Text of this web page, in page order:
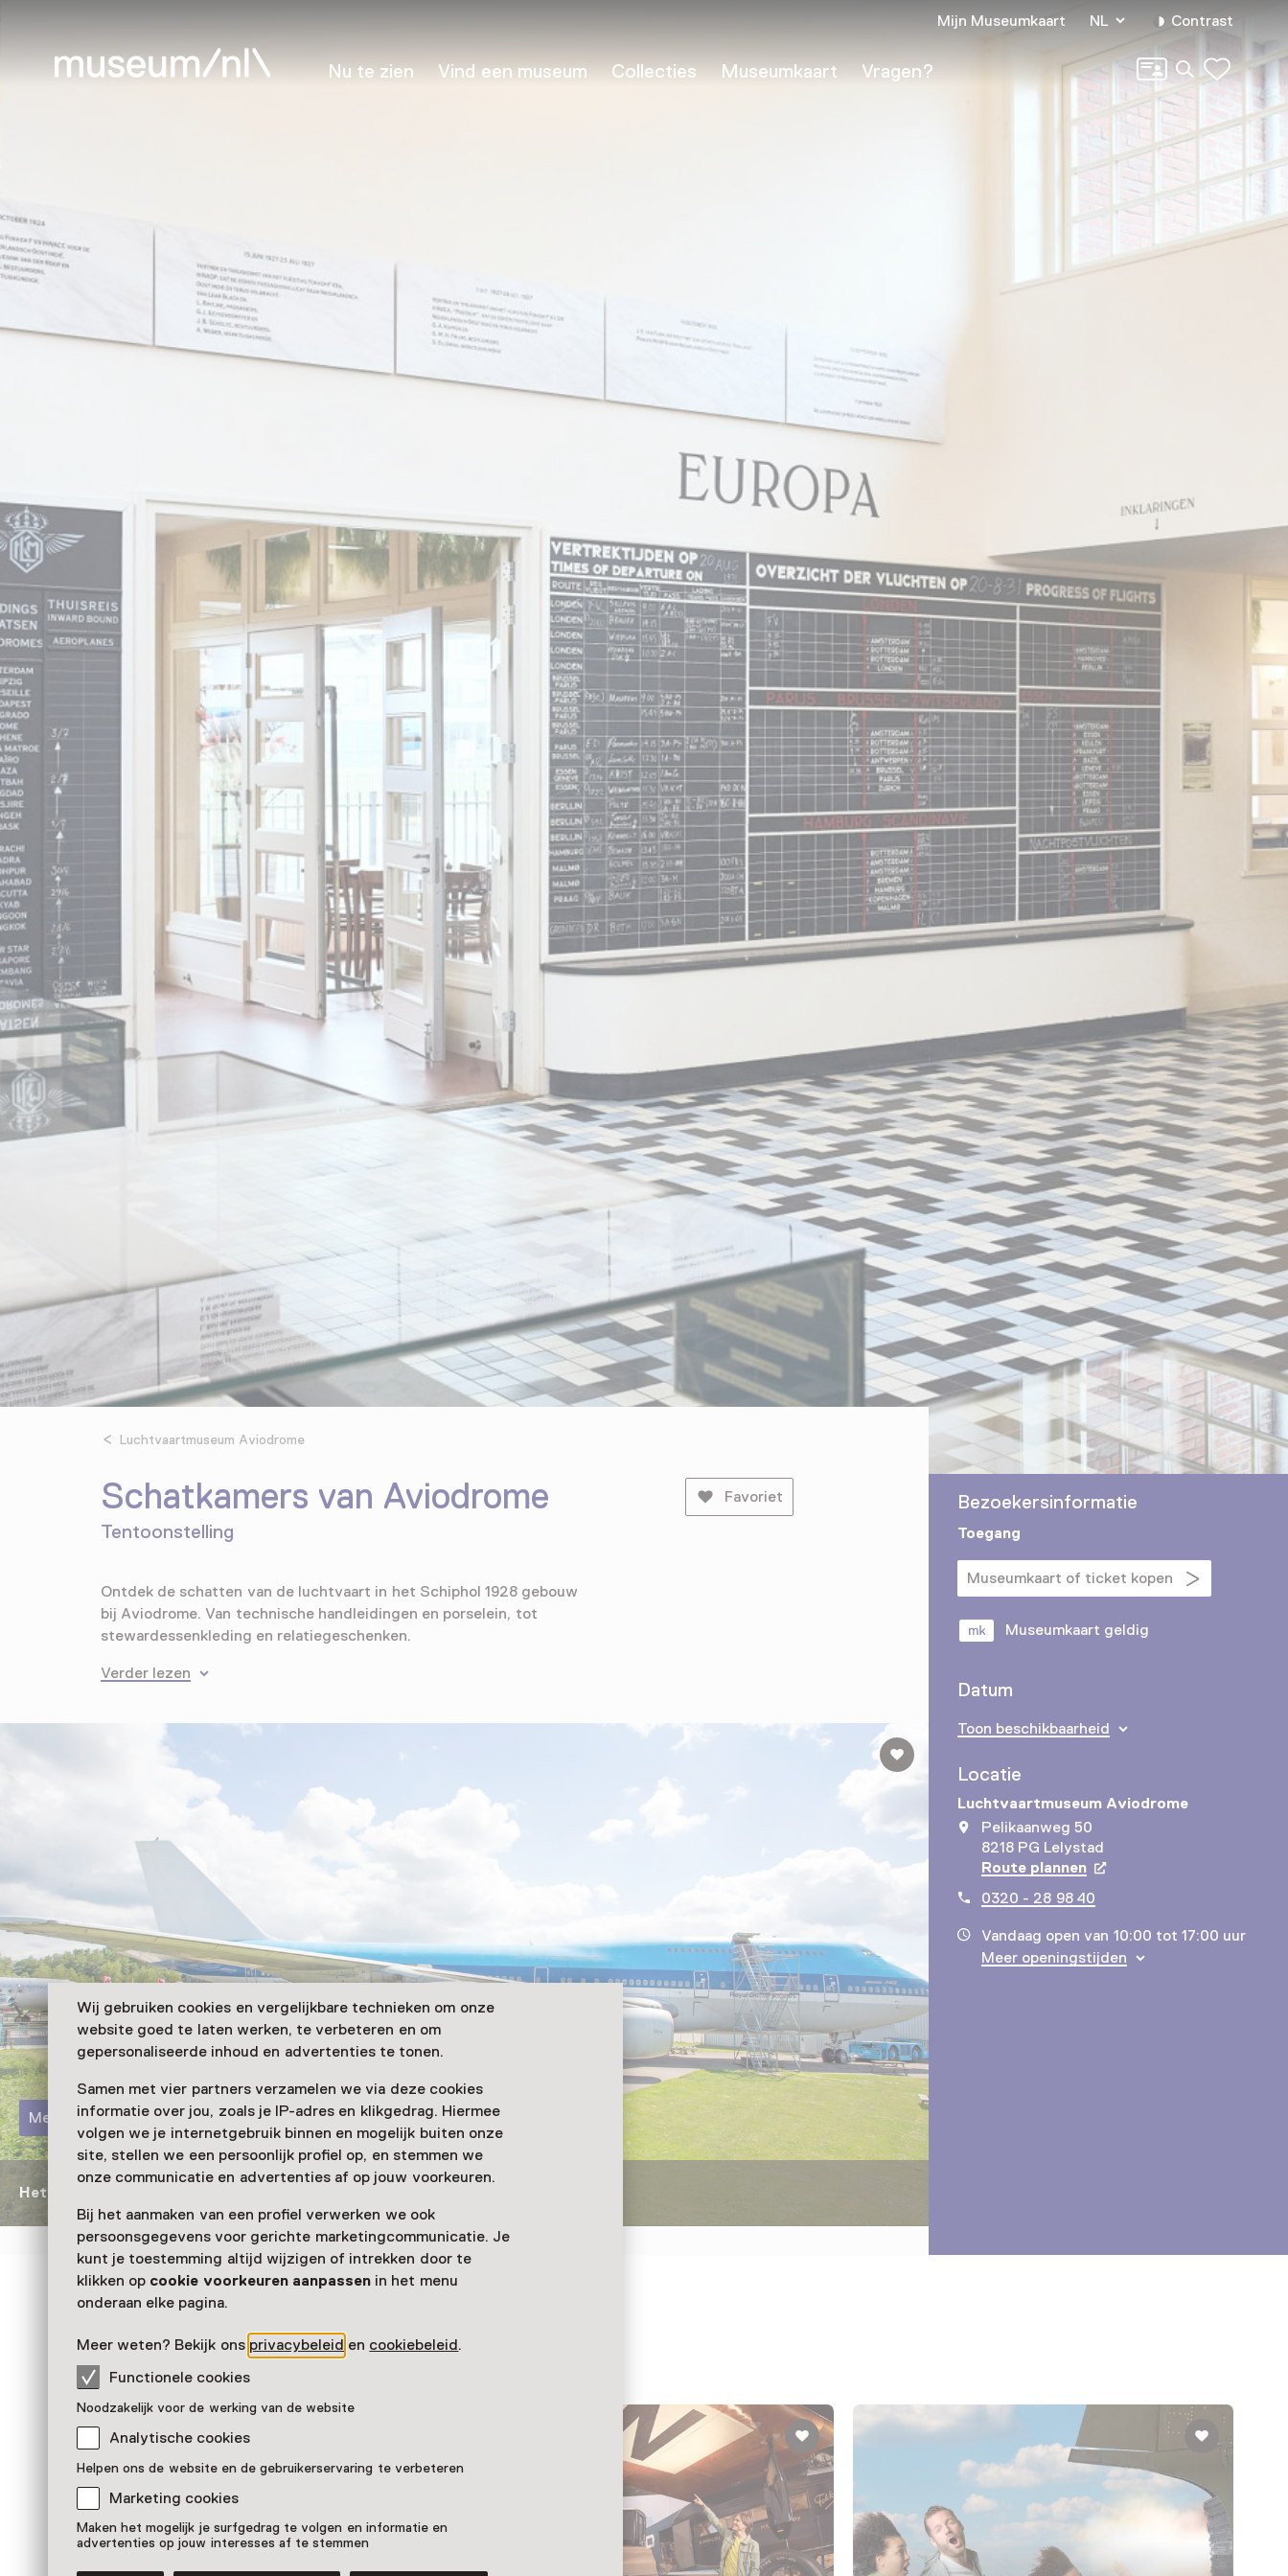
Wij gebruiken cookies en vergelijkbare technieken om onze
website goed te laten werken, te verbeteren en om
gepersonaliseerde inhoud en advertenties te tonen.
Samen met vier partners verzamelen we via deze cookies
informatie over jou, zoals je IP-adres en klikgedrag. Hiermee
volgen we je internetgebruik binnen en mogelijk buiten onze
site, stellen we een persoonlijk profiel op, en stemmen we
onze communicatie en advertenties af op jouw voorkeuren.
Bij het aanmaken van een profiel verwerken we ook
persoonsgegevens voor gerichte marketingcommunicatie. Je
kunt je toestemming altijd wijzigen of intrekken door te
klikken op cookie voorkeuren aanpassenin het menu
onderaan elke pagina.
Meer weten? Bekijk ons privacybeleid en cookiebeleid.
Functionele cookies
Noodzakelijk voor de werking van de website
Analytische cookies
Helpen ons de website en de gebruikerservaring te verbeteren
Marketing cookies
Maken het mogelijk je surfgedrag te volgen en informatie en
advertenties op jouw interesses af te stemmen
Nu te zien Vind een museum Collecties Museumkaart Vragen?
Mijn Museumkaart NL Contrast
Zoeken
Luchtvaartmuseum Aviodrome
Schatkamers van Aviodrome
Tentoonstelling
Favoriet
Ontdek de schatten van de luchtvaart in het Schiphol 1928 gebouw
bij Aviodrome. Van technische handleidingen en porselein, tot
stewardessenkleding en relatiegeschenken.
Verder lezen
Het vliegtuig van de vrijheid
Meer informatie
Bezoekersinformatie
Toegang
Museumkaart of ticket kopen
Museumkaart geldig
Datum
Toon beschikbaarheid
Locatie
Luchtvaartmuseum Aviodrome
Pelikaanweg 50
8218 PG Lelystad
Route plannen Opent in een nieuw tabblad
0320 - 28 98 40
Vandaag open van 10:00 tot 17:00 uur
Meer openingstijden
Zien & doen in
Luchtvaartmuseum Aviodrome